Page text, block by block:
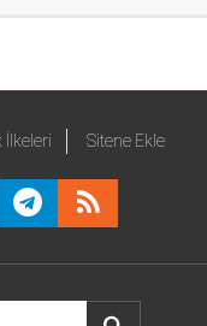
İlkeleri Sitene Ekle